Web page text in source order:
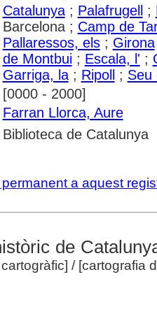
Catalunya; Palafrugell;
Barcelona ; Camp de
Pallaressos, els; Girona
de Montbui; Escala, l' ;
Garriga, la; Ripoll; Seu
[0000 - 2000]
Farran Llorca, Aure
Biblioteca de Catalunya
a aquest
de
/ [cartografia